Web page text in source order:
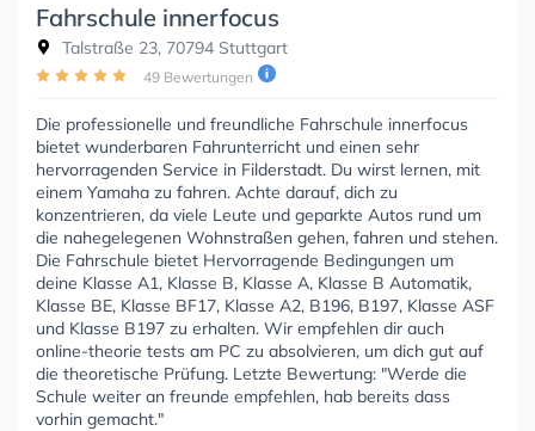
Fahrschule innerfocus
Talstraße 23, 70794 Stuttgart
49 Bewertungen
Die professionelle und freundliche Fahrschule innerfocus
bietet wunderbaren Fahrunterricht und einen sehr
hervorragenden Service in Filderstadt. Du wirst lernen, mit
einem Yamaha zu fahren. Achte darauf, dich zu
konzentrieren, da viele Leute und geparkte Autos rund um
die nahegelegenen Wohnstraßen gehen, fahren und stehen.
Die Fahrschule bietet Hervorragende Bedingungen um
deine Klasse A1, Klasse B, Klasse A, Klasse B Automatik,
Klasse BE, Klasse BF17, Klasse A2, B196, B197, Klasse ASF
und Klasse B197 zu erhalten. Wir empfehlen dir auch
online-theorie tests am PC zu absolvieren, um dich gut auf
die theoretische Prüfung. Letzte Bewertung: "Werde die
Schule weiter an freunde empfehlen, hab bereits dass
vorhin gemacht."